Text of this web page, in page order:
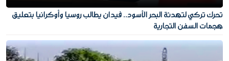
تحرك تركي لتهدئة البحر الأسود.. فيدان يطالب روسيا وأوكرانيا بتعليق
هجمات السفن التجارية